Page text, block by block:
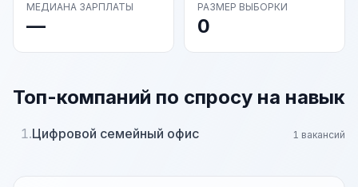
МЕДИАНА ЗАРПЛАТЫ
—
РАЗМЕР ВЫБОРКИ
0
Топ-компаний по спросу на навык
1.Цифровой семейный офис 1 вакансий